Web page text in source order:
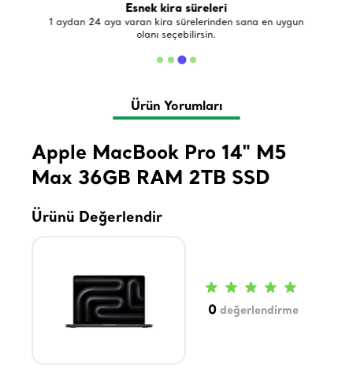
Esnek kira süreleri
1 aydan 24 aya varan kira sürelerinden sana en uygun
olanı seçebilirsin.
Ürün Yorumları
Apple MacBook Pro 14" M5
Max 36GB RAM 2TB SSD
Ürünü Değerlendir
0 değerlendirme